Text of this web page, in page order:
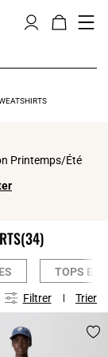
Printemps/Été
(34)
TOPS ET
Filtrer Trier